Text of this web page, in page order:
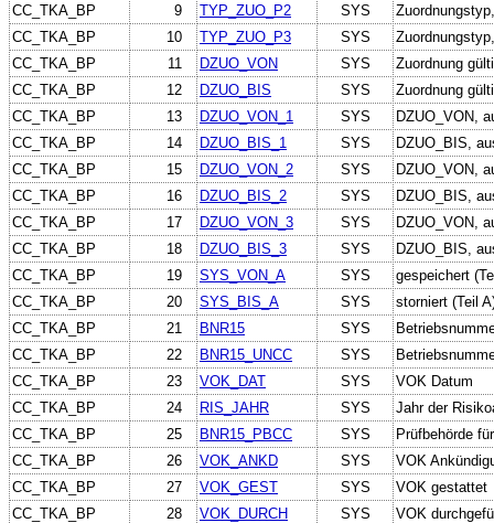
CC_TKA_BP
9 TYP_ZUO_P2 SYS
CC_TKA_BP
10 TYP_ZUO_P3 SYS
CC_TKA_BP
11 DZUO_VON SYS
Zuordnung
CC_TKA_BP
12 DZUO_BIS SYS
Zuordnung
CC_TKA_BP
13 DZUO_VON_1 SYS
DZUO_VON,
CC_TKA_BP
14 DZUO_BIS_1 SYS
DZUO_BIS,
CC_TKA_BP
15 DZUO_VON_2 SYS
DZUO_VON,
CC_TKA_BP
16 DZUO_BIS_2 SYS
DZUO_BIS,
CC_TKA_BP
17 DZUO_VON_3 SYS
DZUO_VON,
CC_TKA_BP
18 DZUO_BIS_3 SYS
DZUO_BIS,
CC_TKA_BP
19 SYS_VON_A SYS
gespeichert
CC_TKA_BP
20 SYS_BIS_A SYS
storniert (Teil
CC_TKA_BP
21 BNR15 SYS
CC_TKA_BP
22 BNR15_UNCC SYS
CC_TKA_BP
23 VOK_DAT SYS
VOK Datum
CC_TKA_BP
24 RIS_JAHR SYS
Jahr der
CC_TKA_BP
25 BNR15_PBCC SYS
Prüfbehörde
CC_TKA_BP
26 VOK_ANKD SYS
VOK
CC_TKA_BP
27 VOK_GEST SYS
VOK gestattet
CC_TKA_BP
28 VOK_DURCH SYS
VOK